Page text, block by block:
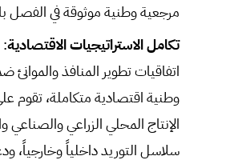
مرجعية وطنية موثوقة في الفصل
تكامل الاستراتيجيات الاقتصادية:
اتفاقيات تطوير المنافذ والموانئ
وطنية اقتصادية متكاملة، تقوم
الإنتاج المحلي الزراعي والصناعي
سلاسل التوريد داخلياً وخارجياً،